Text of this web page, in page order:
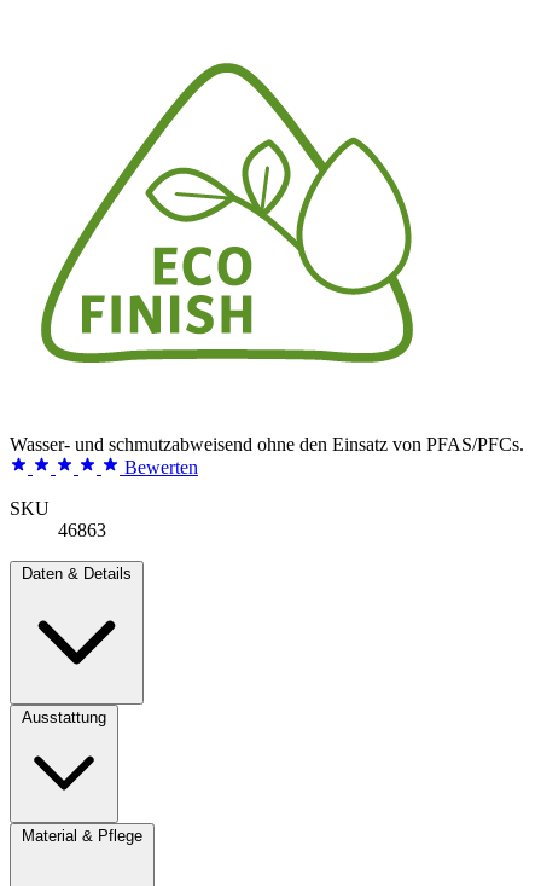
Wasser- und schmutzabweisend ohne den Einsatz von PFAS/PFCs.
Bewerten
SKU
46863
Daten & Details
Ausstattung
Material & Pflege